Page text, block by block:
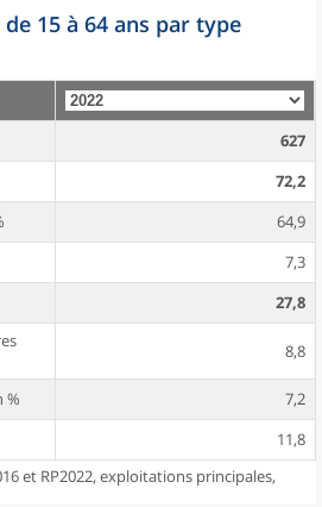
15 à 64 ans par type
627
72,2
64,9
7,3
27,8
8,8
%
7,2
11,8
et RP2022, exploitations principales,